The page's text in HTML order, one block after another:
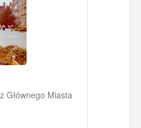
Głównego Miasta